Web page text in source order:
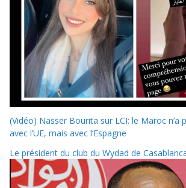
(Vidéo) Nasser Bourita sur LCI: le Maroc n’a
avec l’UE, mais avec l’Espagne
Le président du club du Wydad de